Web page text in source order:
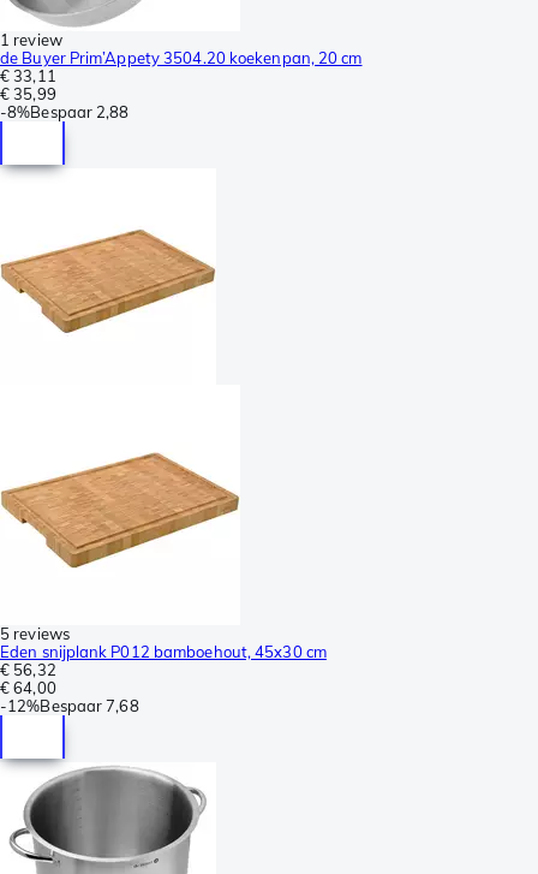
1 review
de Buyer Prim’Appety 3504.20 koekenpan, 20 cm
€ 33,11
€ 35,99
-8%Bespaar 2,88
5 reviews
Eden snijplank P012 bamboehout, 45x30 cm
€ 56,32
€ 64,00
-12%Bespaar 7,68